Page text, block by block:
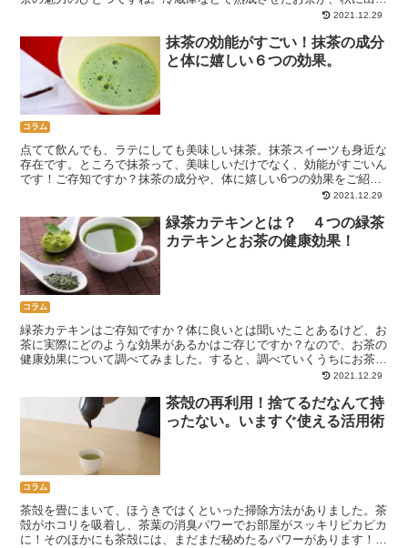
お茶です。蔵出し新茶、熟成新茶などと呼ばれることもあります。
2021.12.29
コラム
抹茶の効能がすごい！抹茶の成分
と体に嬉しい６つの効果。
点てて飲んでも、ラテにしても美味しい抹茶。抹茶スイーツも身近な
存在です。ところで抹茶って、美味しいだけでなく、効能がすごいん
です！ご存知ですか？抹茶の成分や、体に嬉しい6つの効果をご紹介
2021.12.29
コラム
緑茶カテキンとは？ ４つの緑茶
カテキンとお茶の健康効果！
緑茶カテキンはご存知ですか？体に良いとは聞いたことあるけど、お
茶に実際にどのような効果があるかはご存じですか？なので、お茶の
健康効果について調べてみました。すると、調べていくうちにお茶に
は、驚くべきさまざまな効果・効能が隠されていることがわかったの
2021.12.29
コラム
茶殻の再利用！捨てるだなんて持
ったない。いますぐ使える活用術
茶殻を畳にまいて、ほうきではくといった掃除方法がありました。茶
殻がホコリを吸着し、茶葉の消臭パワーでお部屋がスッキリピカピカ
に！そのほかにも茶殻には、まだまだ秘めたるパワーがあります！そ